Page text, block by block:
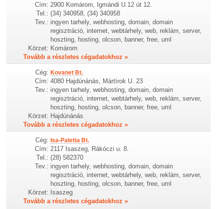
Cím: 2900 Komárom, Igmándi U.12 út 12.
Tel.: (34) 340958, (34) 340958
Tev.: ingyen tarhely, webhosting, domain, domain
regisztráció, internet, webtárhely, web, reklám, server,
hoszting, hosting, olcson, banner, free, uml
Körzet: Komárom
Tovább a részletes cégadatokhoz »
Cég: Kovanet Bt.
Cím: 4080 Hajdúnánás, Mártírok U. 23
Tev.: ingyen tarhely, webhosting, domain, domain
regisztráció, internet, webtárhely, web, reklám, server,
hoszting, hosting, olcson, banner, free, uml
Körzet: Hajdúnánás
Tovább a részletes cégadatokhoz »
Cég: Isa-Paletta Bt.
Cím: 2117 Isaszeg, Rákóczi u. 8.
Tel.: (28) 582370
Tev.: ingyen tarhely, webhosting, domain, domain
regisztráció, internet, webtárhely, web, reklám, server,
hoszting, hosting, olcson, banner, free, uml
Körzet: Isaszeg
Tovább a részletes cégadatokhoz »